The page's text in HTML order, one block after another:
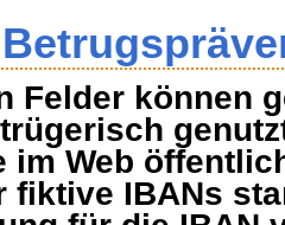
Felder können
im Web
fiktive IBANs